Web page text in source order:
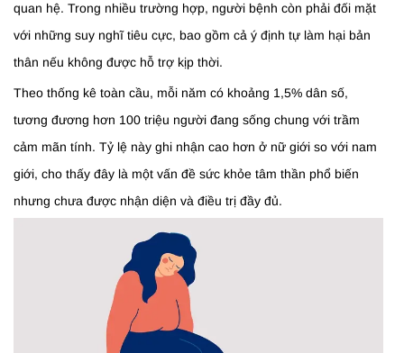
quan hệ. Trong nhiều trường hợp, người bệnh còn phải đối mặt
với những suy nghĩ tiêu cực, bao gồm cả ý định tự làm hại bản
thân nếu không được hỗ trợ kịp thời.
Theo thống kê toàn cầu, mỗi năm có khoảng 1,5% dân số,
tương đương hơn 100 triệu người đang sống chung với trầm
cảm mãn tính. Tỷ lệ này ghi nhận cao hơn ở nữ giới so với nam
giới, cho thấy đây là một vấn đề sức khỏe tâm thần phổ biến
nhưng chưa được nhận diện và điều trị đầy đủ.